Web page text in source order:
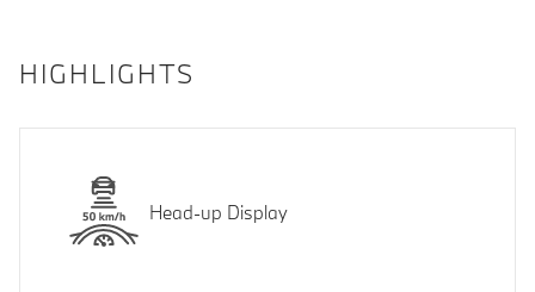
HIGHLIGHTS
Head-up Display